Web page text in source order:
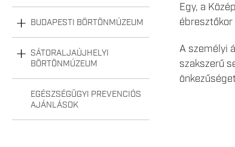
BUDAPESTI BÖRTÖNMÚZEUM
SÁTORALJAÚJHELYI
BÖRTÖNMÚZEUM
EGÉSZSÉGÜGYI PREVENCIÓS
AJÁNLÁSOK
Egy, a
A személyi
szakszerű